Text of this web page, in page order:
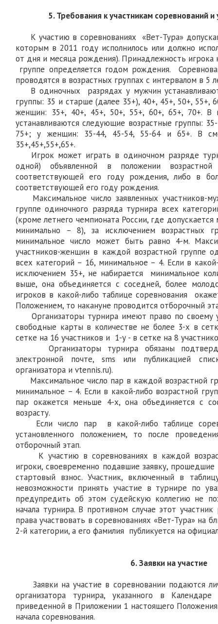
5. Требования к участникам соревнований и
К участию в соревнованиях «Вет-Тура»
которым в 2011 году исполнилось или должно
от дня и месяца рождения). Принадлежность игрока
группе определяется годом рождения.
проводятся в возрастных группах с интервалом в 5
В одиночных разрядах у мужчин
группы: 35 и старше (далее 35+), 40+, 45+, 50+, 55+,
женщин: 35+, 40+, 45+, 50+, 55+, 60+, 65+, 70+. В
устанавливаются следующие возрастные группы:
75+; у женщин: 35-44, 45-54, 55-64 и 65+. В
35+,45+,55+,65+.
Игрок может играть в одиночном разряде
одной) объявленной в положении
соответствующей его году рождения, либо в
соответствующей его году рождения.
Максимальное число заявленных участников-
группе одиночного разряда турнира всех
(кроме летнего чемпионата России, где допускается
минимально – 8), за исключением возрастных
минимальное число может быть равно 4-м.
участников-женщин в каждой возрастной группе
всех категорий – 16, минимальное – 4. Если в
исключением 35+, не набирается минимальное
выше, она объединяется с соседней, более
игроков в какой-либо таблице соревнования
Положением, то накануне проводится отборочный
Организаторы турнира имеют право по своему
свободные карты в количестве не более 3-х в
сетке на 16 участников и 1-у - в сетке на 8
Организаторы турнира обязаны
электронной почте, sms или публикацией
организатора и vtennis.ru).
Максимальное число пар в каждой возрастной
минимальное – 4. Если в какой-либо возрастной
пар окажется меньше 4-х, она объединяется с
возрасту.
Если число пар в какой-либо таблице
установленного положением, то после
отборочный этап.
К участию в соревнованиях в каждой
игроки, своевременно подавшие заявку,
стартовый взнос. Участник, включенный в
невозможности принять участие в турнире по
предупредить об этом судейскую коллегию не
начала турнира. В противном случае этот
права участвовать в соревнованиях «Вет-Тура» на
2-й категории, а его фамилия публикуется на
6. Заявки на участие
Заявки на участие в соревновании подаются
организатора турнира, указанного в
приведенной в Приложении 1 настоящего
начала соревнования.